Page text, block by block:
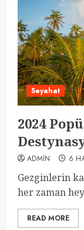
Seyahat
2024
ADMIN 6
Gezginlerin
her zaman
READ MORE